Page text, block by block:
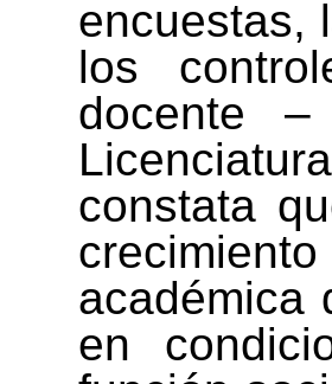
encuestas,
los
docente
constata
académica
en